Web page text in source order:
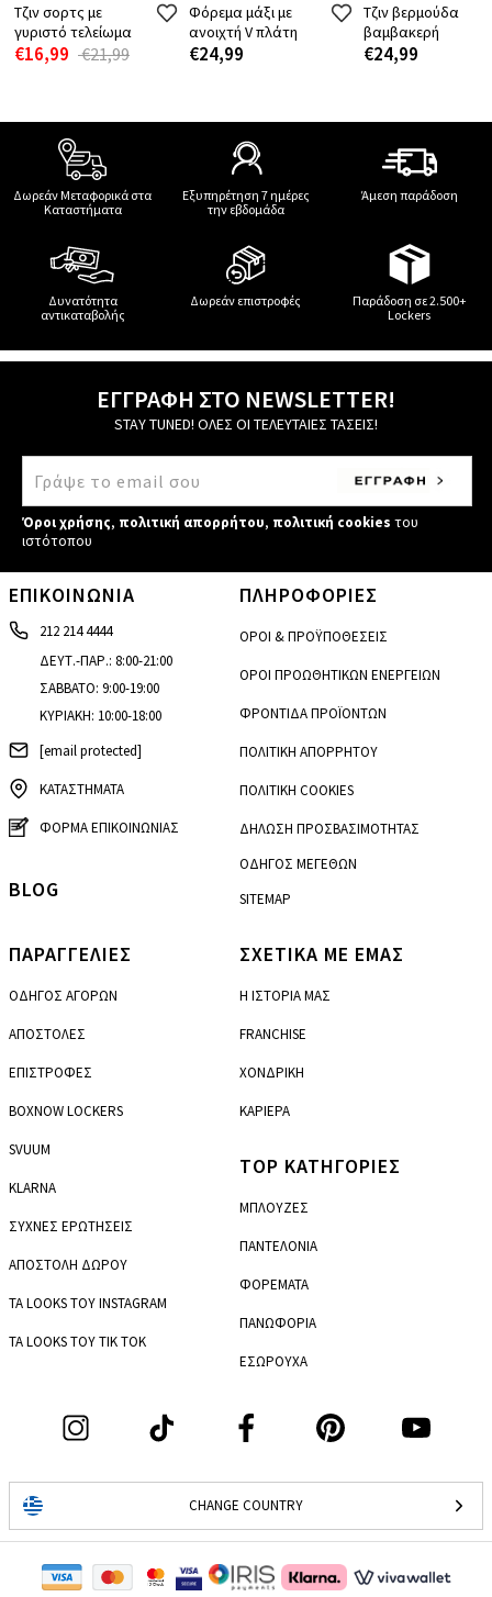
Τζιν σορτς με
γυριστό τελείωμα
€16,99 €21,99
Φόρεμα μάξι με
ανοιχτή V πλάτη
€24,99
Τζιν βερμούδα
βαμβακερή
€24,99
Δωρεάν Μεταφορικά στα
Καταστήματα
Εξυπηρέτηση 7 ημέρες
την εβδομάδα
Άμεση παράδοση
Δυνατότητα
αντικαταβολής
Δωρεάν επιστροφές
Παράδοση σε 2.500+
Lockers
ΕΓΓΡΑΦΗ ΣΤΟ NEWSLETTER!
STAY TUNED! ΟΛΕΣ ΟΙ ΤΕΛΕΥΤΑΙΕΣ ΤΑΣΕΙΣ!
Όροι χρήσης, πολιτική απορρήτου, πολιτική cookies του
ιστότοπου
ΕΠΙΚΟΙΝΩΝΙΑ
212 214 4444
ΔΕΥΤ.-ΠΑΡ.: 8:00-21:00
ΣΑΒΒΑΤΟ: 9:00-19:00
ΚΥΡΙΑΚΗ: 10:00-18:00
[email protected]
ΚΑΤΑΣΤΗΜΑΤΑ
ΦΟΡΜΑ ΕΠΙΚΟΙΝΩΝΙΑΣ
ΠΑΡΑΓΓΕΛΙΕΣ
ΟΔΗΓΟΣ ΑΓΟΡΩΝ
ΑΠΟΣΤΟΛΕΣ
ΕΠΙΣΤΡΟΦΕΣ
BOXNOW LOCKERS
SVUUM
KLARNA
ΣΥΧΝΕΣ ΕΡΩΤΗΣΕΙΣ
ΑΠΟΣΤΟΛΗ ΔΩΡΟΥ
ΤΑ LOOKS ΤΟΥ INSTAGRAM
ΤΑ LOOKS ΤΟΥ TIK TOK
ΠΛΗΡΟΦΟΡΙΕΣ
ΟΡΟΙ & ΠΡΟΫΠΟΘΕΣΕΙΣ
ΟΡΟΙ ΠΡΟΩΘΗΤΙΚΩΝ ΕΝΕΡΓΕΙΩΝ
ΦΡΟΝΤΙΔΑ ΠΡΟΪΟΝΤΩΝ
ΠΟΛΙΤΙΚΗ ΑΠΟΡΡΗΤΟΥ
ΠΟΛΙΤΙΚΗ COOKIES
ΔΗΛΩΣΗ ΠΡΟΣΒΑΣΙΜΟΤΗΤΑΣ
ΟΔΗΓΟΣ ΜΕΓΕΘΩΝ
SITEMAP
ΣΧΕΤΙΚΑ ΜΕ ΕΜΑΣ
Η ΙΣΤΟΡΙΑ ΜΑΣ
FRANCHISE
ΧΟΝΔΡΙΚΗ
ΚΑΡΙΕΡΑ
CHANGE COUNTRY
TOP ΚΑΤΗΓΟΡΙΕΣ
ΜΠΛΟΥΖΕΣ
ΠΑΝΤΕΛΟΝΙΑ
ΦΟΡΕΜΑΤΑ
ΠΑΝΩΦΟΡΙΑ
ΕΣΩΡΟΥΧΑ
BLOG